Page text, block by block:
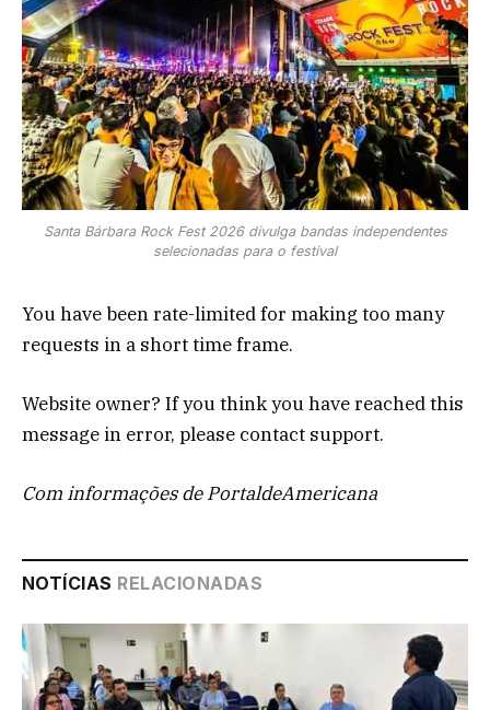
Santa Bárbara Rock Fest 2026 divulga bandas independentes
selecionadas para o festival
You have been rate-limited for making too many
requests in a short time frame.
Website owner? If you think you have reached this
message in error, please contact support.
Com informações de PortaldeAmericana
NOTÍCIAS RELACIONADAS